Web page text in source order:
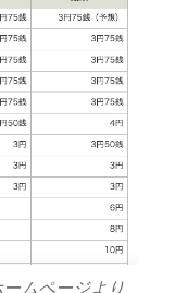
ムページより